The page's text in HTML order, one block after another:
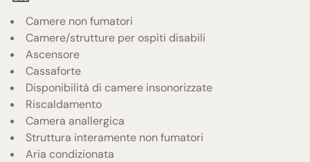
Camere non fumatori
Camere/strutture per ospiti disabili
Ascensore
Cassaforte
Disponibilità di camere insonorizzate
Riscaldamento
Camera anallergica
Struttura interamente non fumatori
Aria condizionata